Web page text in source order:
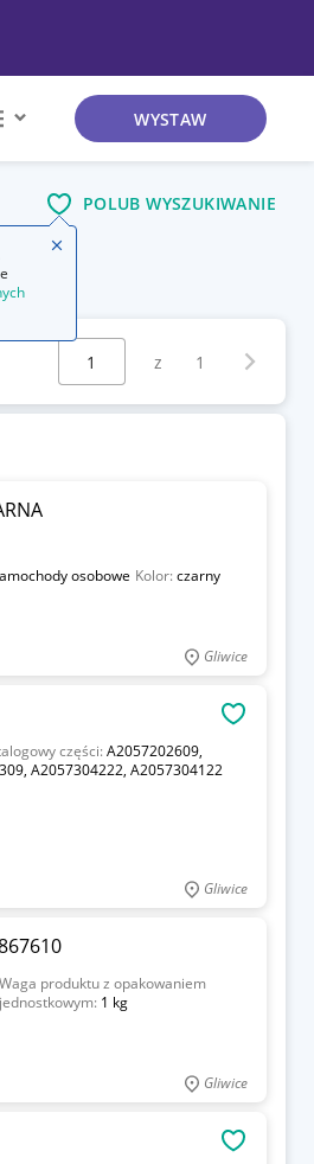
WYSTAW
POLUB WYSZUKIWANIE
Wybierz stronę:
z 1
osobowe Kolor:czarny
Gliwice
części:A2057202609,
A2057304222, A2057304122
Gliwice
Waga produktu z opakowaniem
jednostkowym: 1 kg
Gliwice
Zamknij wskazówkę